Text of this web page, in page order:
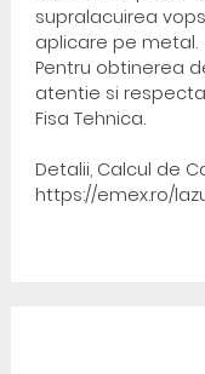
supralacuirea
aplicare pe metal.
Pentru obtinerea
atentie si
Fisa Tehnica.
Detalii, Calcul de
https://emex.ro/